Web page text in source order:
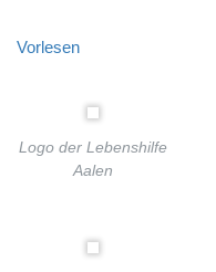
Vorlesen
Logo der Lebenshilfe
Aalen